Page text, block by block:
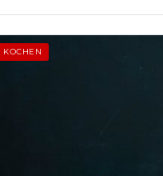
KOCHEN